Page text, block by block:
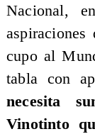
Nacional,
aspiraciones
cupo al
tabla con
necesita
Vinotinto